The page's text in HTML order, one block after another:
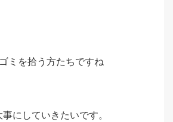
ミを拾う方たちですね
にしていきたいです。